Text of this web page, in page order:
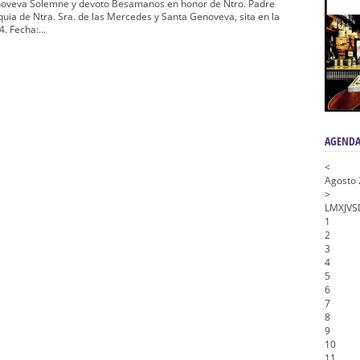
Angustia
la Salud
Misericordia, Vía Crucis y Traslado – Siete Palabras
Solemne y devoto Besamanos en honor de Ntro. Padre
de Ntra. Sra. de las Mercedes y Santa Genoveva, sita en la
Fecha:...
<
Agosto
>
LMXJVS
1
2
3
4
5
6
7
8
9
10